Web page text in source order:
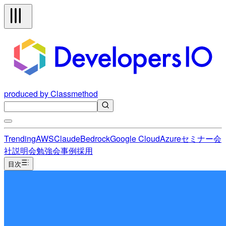
produced by Classmethod
TrendingAWSClaudeBedrockGoogle CloudAzureセミナー会
社説明会勉強会事例採用
目次